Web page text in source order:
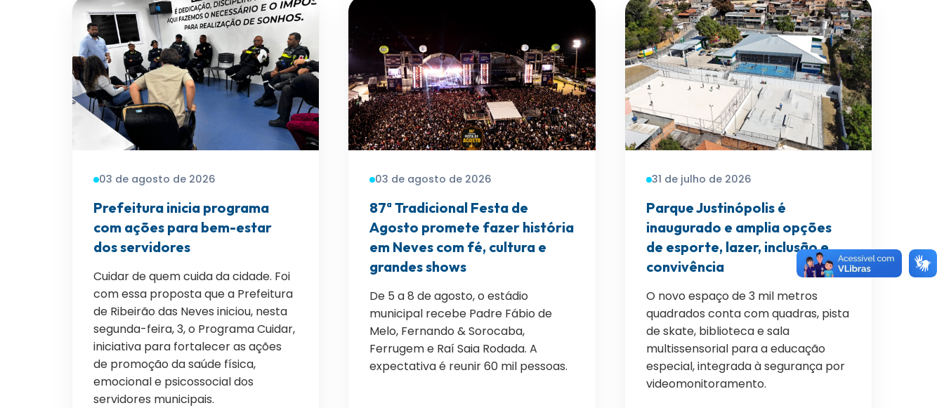
03 de agosto de 2026
Prefeitura inicia programa
com ações para bem-estar
dos servidores
Cuidar de quem cuida da cidade. Foi
com essa proposta que a Prefeitura
de Ribeirão das Neves iniciou, nesta
segunda-feira, 3, o Programa Cuidar,
iniciativa para fortalecer as ações
de promoção da saúde física,
emocional e psicossocial dos
servidores municipais.
03 de agosto de 2026
87ª Tradicional Festa de
Agosto promete fazer história
em Neves com fé, cultura e
grandes shows
De 5 a 8 de agosto, o estádio
municipal recebe Padre Fábio de
Melo, Fernando & Sorocaba,
Ferrugem e Raí Saia Rodada. A
expectativa é reunir 60 mil pessoas.
31 de julho de 2026
Parque Justinópolis é
inaugurado e amplia opções
de esporte, lazer, inclusão e
convivência
O novo espaço de 3 mil metros
quadrados conta com quadras, pista
de skate, biblioteca e sala
multissensorial para a educação
especial, integrada à segurança por
videomonitoramento.